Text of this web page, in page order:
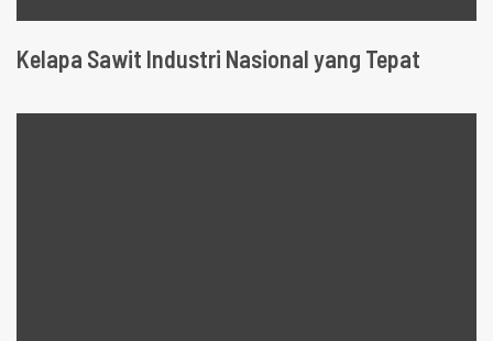
Kelapa Sawit Industri Nasional yang Tepat